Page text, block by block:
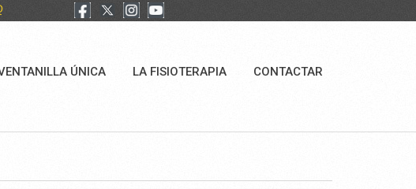
ÚNICA LA FISIOTERAPIA CONTACTAR